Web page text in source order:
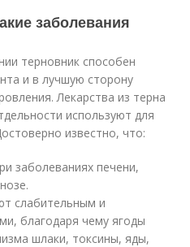
заболевания
терновник способен
и в лучшую сторону
Лекарства из терна
используют для
известно, что:
заболеваниях печени,
слабительным и
благодаря чему ягоды
шлаки, токсины, яды,